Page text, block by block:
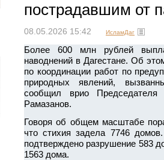
пострадавшим от
08.05.2026 15:42 ИсламДаг
Более 600 млн рублей
наводнений в Дагестане. Об
по координации работ по
природных явлений,
сообщил врио Председателя
Рамазанов.
Говоря об общем масштабе
что стихия задела 7746
подтверждено разрушение 583
1563 дома.